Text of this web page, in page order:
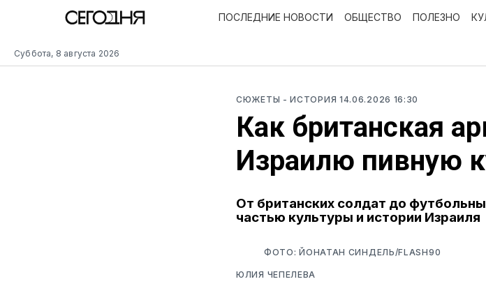
Суббота, 8 августа 2026
ПОСЛЕДНИЕ НОВОСТИ ОБЩЕСТВО ПОЛЕЗНО
СЮЖЕТЫ - ИСТОРИЯ 14.06.2026 16:30
Как британская
Израилю пивную
От британских солдат до
частью культуры и истории Израиля
ФОТО: ЙОНАТАН СИНДЕЛЬ/FLASH90
ЮЛИЯ ЧЕПЕЛЕВА